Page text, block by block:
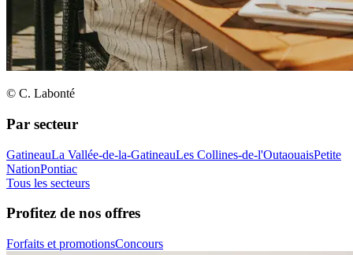
© C. Labonté
Par secteur
GatineauLa Vallée-de-la-GatineauLes Collines-de-l'OutaouaisPetite
NationPontiac
Tous les secteurs
Profitez de nos offres
Forfaits et promotionsConcours